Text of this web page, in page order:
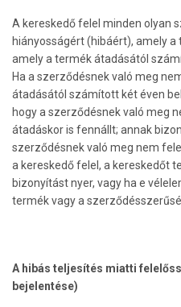
A kereskedő felel minden olyan
hiányosságért (hibáért), amely
amely a termék átadásától
Ha a szerződésnek való meg
átadásától számított két éven
hogy a szerződésnek való meg
átadáskor is fennállt; annak
szerződésnek való meg nem
a kereskedő felel, a kereskedőt
bizonyítást nyer, vagy ha e
termék vagy a
A hibás teljesítés miatti
bejelentése)